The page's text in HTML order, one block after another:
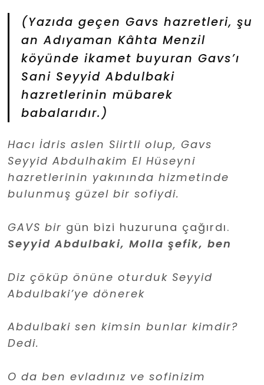
(Yazıda geçen Gavs hazretleri, şu
an Adıyaman Kâhta Menzil
köyünde ikamet buyuran Gavs’ı
Sani Seyyid Abdulbaki
hazretlerinin mübarek
babalarıdır.)
Hacıİdris aslen Siirtli olup, Gavs
Seyyid Abdulhakim El Hüseyni
hazretlerinin yakınında hizmetinde
bulunmuş güzel bir sofiydi.
GAVS bir gün bizi huzuruna çağırdı.
Seyyid Abdulbaki, Molla şefik, ben
Diz çöküp önüne oturduk Seyyid
Abdulbaki’ye dönerek
Abdulbaki sen kimsin bunlar kimdir?
Dedi.
O da ben evladınız ve sofinizim